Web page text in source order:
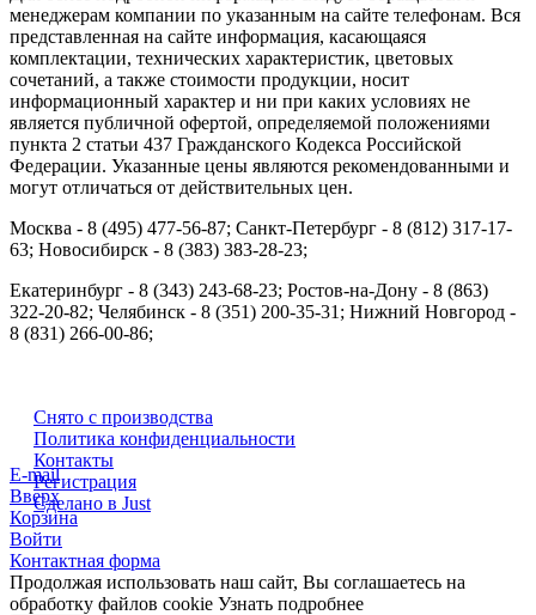
менеджерам компании по указанным на сайте телефонам. Вся
представленная на сайте информация, касающаяся
комплектации, технических характеристик, цветовых
сочетаний, а также стоимости продукции, носит
информационный характер и ни при каких условиях не
является публичной офертой, определяемой положениями
пункта 2 статьи 437 Гражданского Кодекса Российской
Федерации. Указанные цены являются рекомендованными и
могут отличаться от действительных цен.
Москва - 8 (495) 477-56-87; Санкт-Петербург - 8 (812) 317-17-
63; Новосибирск - 8 (383) 383-28-23;
Екатеринбург - 8 (343) 243-68-23; Ростов-на-Дону - 8 (863)
322-20-82; Челябинск - 8 (351) 200-35-31; Нижний Новгород -
8 (831) 266-00-86;
Снято с производства
Политика конфиденциальности
Контакты
Регистрация
Сделано в Just
E-mail
Вверх
Корзина
Войти
Контактная форма
Продолжая использовать наш сайт, Вы соглашаетесь на
обработку файлов cookie Узнать подробнее